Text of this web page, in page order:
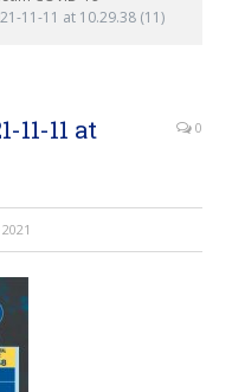
11-11 at 10.29.38 (11)
11-11 at
0